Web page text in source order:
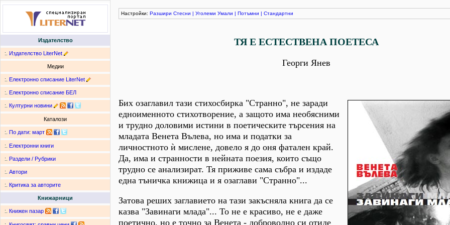
Издателство
:. Издателство LiterNet
Медии
:. Електронно списание LiterNet
:. Електронно списание БЕЛ
:. Културни новини
Каталози
:. По дати: март
:. Електронни книги
:. Раздели / Рубрики
:. Автори
:. Критика за авторите
Книжарници
:. Книжен пазар
Настройки: Разшири Стесни | Уголеми Умали | Потъмни | Стандартни
ТЯ Е ЕСТЕСТВЕНА ПОЕТЕСА
Георги Янев
Бих озаглавил тази стихосбирка "Странно", не заради
едноименното стихотворение, а защото има необясними
и трудно доловими истини в поетическите търсения на
младата Венета Вълева, но има и податки за
личностното ѝ мислене, довело я до оня фатален край.
Да, има и странности в нейната поезия, които също
трудно се анализират. Тя приживе сама събра и издаде
една тъничка книжица и я озаглави "Странно"...
Затова реших заглавието на тази закъсняла книга да се
казва "Завинаги млада"... То не е красиво, не е даже
поетично, но е точно за Венета - доброволно си отиде